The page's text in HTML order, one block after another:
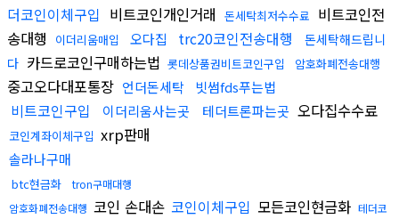
더코인이체구입 비트코인개인거래 돈세탁최저수수료 비트코인전
송대행
이더리움매입 오다집 trc20코인전송대행
돈세탁해드립니
다 카드로코인구매하는법 롯데상품권비트코인구입 암호화폐전송대행
중고오다대포통장 언더돈세탁 빗썸fds푸는법
비트코인구입 이더리움사는곳 테더트론파는곳 오다집수수료
코인계좌이체구입 xrp판매
솔라나구매
btc현금화
tron구매대행
암호화폐전송대행 코인 손대손 코인이체구입 모든코인현금화 테더코